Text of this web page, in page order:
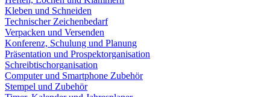
Kleben und Schneiden
Technischer Zeichenbedarf
Verpacken und Versenden
Konferenz, Schulung und Planung
Präsentation und Prospektorganisation
Schreibtischorganisation
Computer und Smartphone Zubehör
Stempel und Zubehör